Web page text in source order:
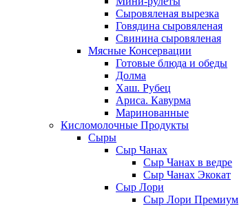
Сыровяленая вырезка
Говядина сыровяленая
Свинина сыровяленая
Мясные Консервации
Готовые блюда и обеды
Долма
Хаш. Рубец
Ариса. Кавурма
Маринованные
Кисломолочные Продукты
Сыры
Сыр Чанах
Сыр Чанах в ведре
Сыр Чанах Экокат
Сыр Лори
Сыр Лори Премиум